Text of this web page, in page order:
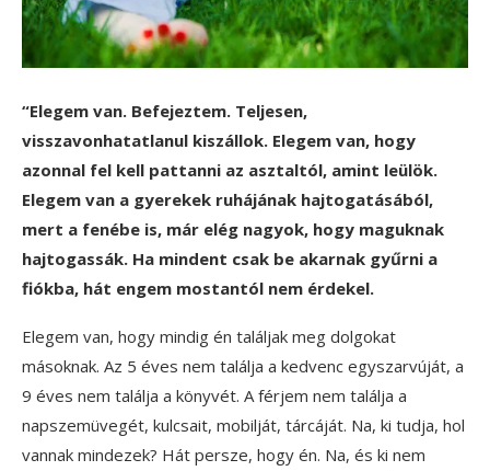
“Elegem van. Befejeztem. Teljesen,
visszavonhatatlanul kiszállok. Elegem van, hogy
azonnal fel kell pattanni az asztaltól, amint leülök.
Elegem van a gyerekek ruhájának hajtogatásából,
mert a fenébe is, már elég nagyok, hogy maguknak
hajtogassák. Ha mindent csak be akarnak gyűrni a
fiókba, hát engem mostantól nem érdekel.
Elegem van, hogy mindig én találjak meg dolgokat
másoknak. Az 5 éves nem találja a kedvenc egyszarvúját, a
9 éves nem találja a könyvét. A férjem nem találja a
napszemüvegét, kulcsait, mobilját, tárcáját. Na, ki tudja, hol
vannak mindezek? Hát persze, hogy én. Na, és ki nem